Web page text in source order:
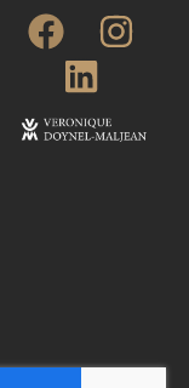
F
e
I
t
L
i
n
k